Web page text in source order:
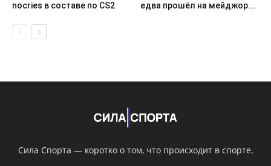
nocries в составе по CS2
едва прошёл на мейджор...
Сила Спорта — коротко о том, что происходит в спорте.